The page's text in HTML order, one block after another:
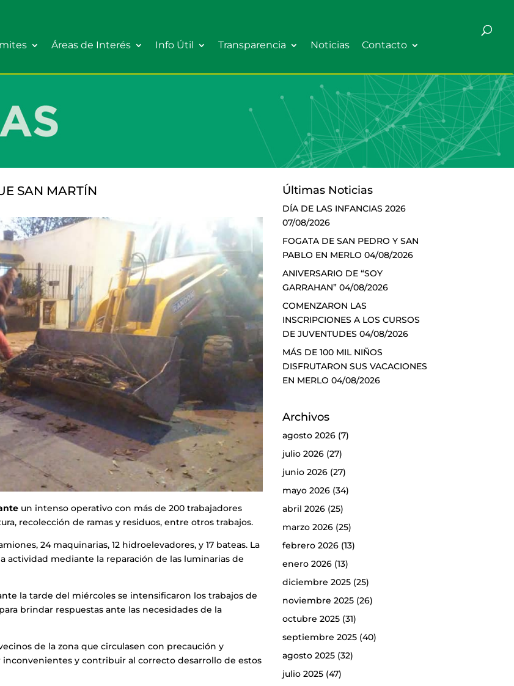
Áreas de Interés Info Útil Transparencia Noticias Contacto
SAN MARTÍN
un intenso operativo con más de 200 trabajadores
recolección de ramas y residuos, entre otros trabajos.
24 maquinarias, 12 hidroelevadores, y 17 bateas. La
actividad mediante la reparación de las luminarias de
la tarde del miércoles se intensificaron los trabajos de
brindar respuestas ante las necesidades de la
de la zona que circulasen con precaución y
inconvenientes y contribuir al correcto desarrollo de estos
Últimas Noticias
DÍA DE LAS INFANCIAS 2026
07/08/2026
FOGATA DE SAN PEDRO Y SAN
PABLO EN MERLO 04/08/2026
ANIVERSARIO DE “SOY
GARRAHAN” 04/08/2026
COMENZARON LAS
INSCRIPCIONES A LOS CURSOS
DE JUVENTUDES 04/08/2026
MÁS DE 100 MIL NIÑOS
DISFRUTARON SUS VACACIONES
EN MERLO 04/08/2026
Archivos
agosto 2026(7)
julio 2026(27)
junio 2026(27)
mayo 2026(34)
abril 2026(25)
marzo 2026(25)
febrero 2026(13)
enero 2026(13)
diciembre 2025(25)
noviembre 2025(26)
octubre 2025(31)
septiembre 2025(40)
agosto 2025(32)
julio 2025(47)